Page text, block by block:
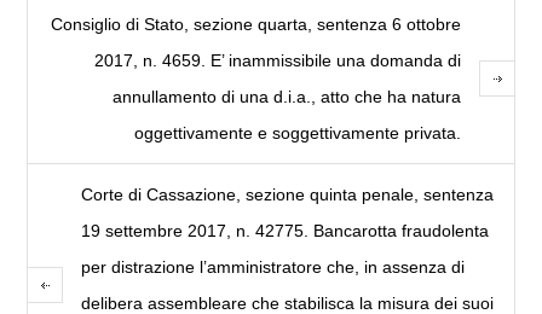
Consiglio di Stato, sezione quarta, sentenza 6 ottobre
2017, n. 4659. E’ inammissibile una domanda di
annullamento di una d.i.a., atto che ha natura
oggettivamente e soggettivamente privata.
Corte di Cassazione, sezione quinta penale, sentenza
19 settembre 2017, n. 42775. Bancarotta fraudolenta
per distrazione l’amministratore che, in assenza di
delibera assembleare che stabilisca la misura dei suoi